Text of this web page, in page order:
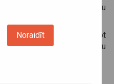
braukšanas ierobežojumu
ierobežojumiem, veicot
un smagsvara kravu
papildu informācijas.
Noraidīt